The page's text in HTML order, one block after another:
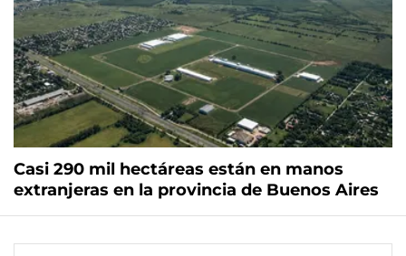
Casi 290 mil hectáreas están en manos
extranjeras en la provincia de Buenos Aires